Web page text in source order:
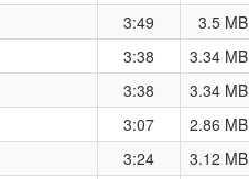
3:49
3.5 MB
3:38
3.34 MB
3:38
3.34 MB
3:07
2.86 MB
3:24
3.12 MB